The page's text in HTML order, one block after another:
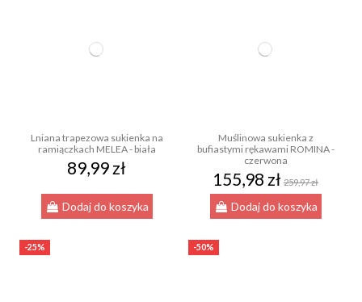
Lniana trapezowa sukienka na
ramiączkach MELEA - biała
89,99 zł
Dodaj do koszyka
Muślinowa sukienka z
bufiastymi rękawami ROMINA -
czerwona
155,98 zł 259,97 zł
Dodaj do koszyka
-25% -50%